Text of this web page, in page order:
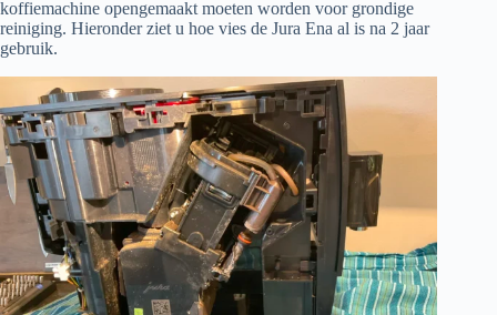
koffiemachine opengemaakt moeten worden voor grondige
reiniging. Hieronder ziet u hoe vies de Jura Ena al is na 2 jaar
gebruik.